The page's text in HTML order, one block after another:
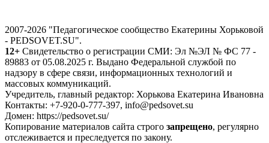
2007-2026 "Педагогическое сообщество Екатерины Хорьковой
- PEDSOVET.SU".
12+ Свидетельство о регистрации СМИ: Эл №ЭЛ № ФС 77 -
89883 от 05.08.2025 г. Выдано Федеральной службой по
надзору в сфере связи, информационных технологий и
массовых коммуникаций.
Учредитель, главный редактор: Хорькова Екатерина Ивановна
Контакты: +7-920-0-777-397, info@pedsovet.su
Домен: https://pedsovet.su/
Копирование материалов сайта строго запрещено, регулярно
отслеживается и преследуется по закону.